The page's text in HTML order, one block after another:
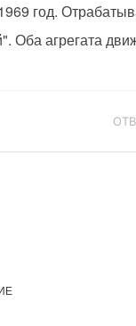
год.
Оба агрегата